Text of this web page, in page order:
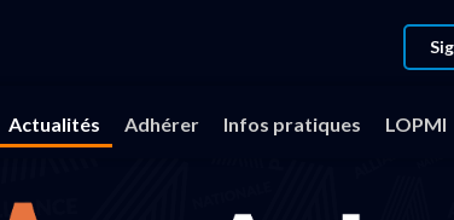
Actualités Adhérer Infos pratiques LOPMI